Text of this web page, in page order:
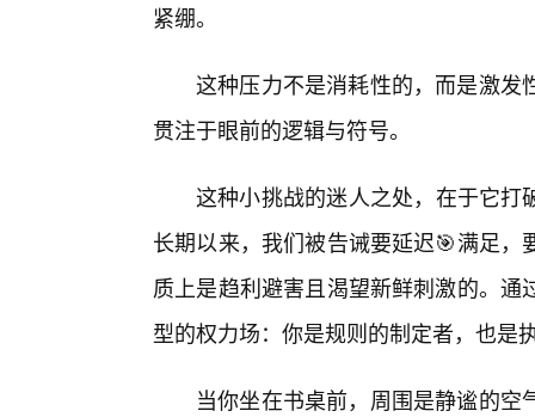
紧绷。
这种压力不是消耗性的，而是激发
贯注于眼前的逻辑与符号。
这种小挑战的迷人之处，在于它打
长期以来，我们被告诫要延迟🎯满足
质上是趋利避害且渴望新鲜刺激的。
型的权力场：你是规则的制定者，也是
当你坐在书桌前，周围是静谧的